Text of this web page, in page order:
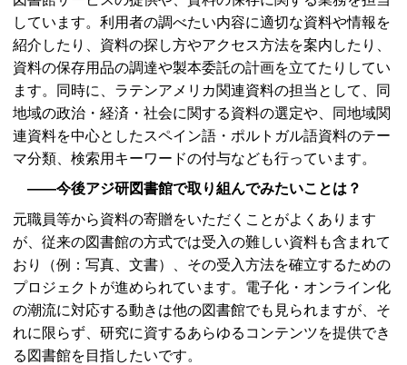
しています。利用者の調べたい内容に適切な資料や情報を
紹介したり、資料の探し方やアクセス方法を案内したり、
資料の保存用品の調達や製本委託の計画を立てたりしてい
ます。同時に、ラテンアメリカ関連資料の担当として、同
地域の政治・経済・社会に関する資料の選定や、同地域関
連資料を中心としたスペイン語・ポルトガル語資料のテー
マ分類、検索用キーワードの付与なども行っています。
――今後アジ研図書館で取り組んでみたいことは？
元職員等から資料の寄贈をいただくことがよくあります
が、従来の図書館の方式では受入の難しい資料も含まれて
おり（例：写真、文書）、その受入方法を確立するための
プロジェクトが進められています。電子化・オンライン化
の潮流に対応する動きは他の図書館でも見られますが、そ
れに限らず、研究に資するあらゆるコンテンツを提供でき
る図書館を目指したいです。